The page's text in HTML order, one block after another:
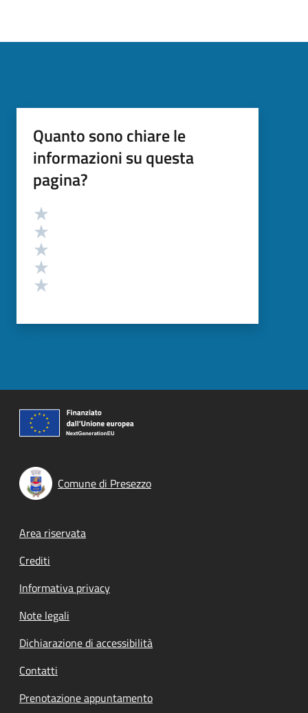
Quanto sono chiare le
informazioni su questa
pagina?
Valutazione
Comune di Presezzo
Footer menu
Area riservata
Crediti
Informativa privacy
Note legali
Dichiarazione di accessibilità
Contatti
Prenotazione appuntamento